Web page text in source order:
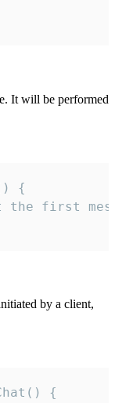
It will be performed
{
the first
by a client,
{